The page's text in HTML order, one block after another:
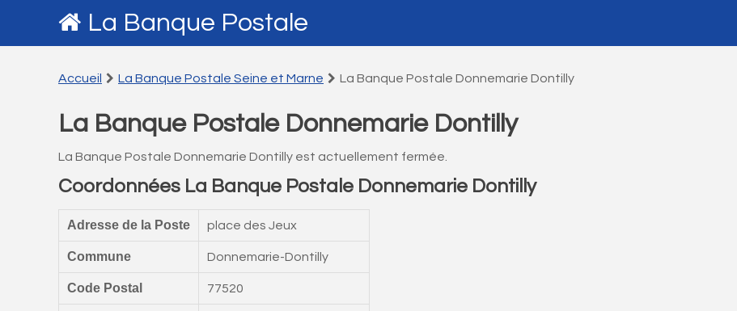
La Banque Postale
Accueil La Banque Postale Seine et Marne La Banque Postale Donnemarie Dontilly
La Banque Postale Donnemarie Dontilly
La Banque Postale Donnemarie Dontilly est actuellement fermée.
Coordonnées La Banque Postale Donnemarie Dontilly
Adresse de la Poste place des Jeux
Commune Donnemarie-Dontilly
Code Postal 77520